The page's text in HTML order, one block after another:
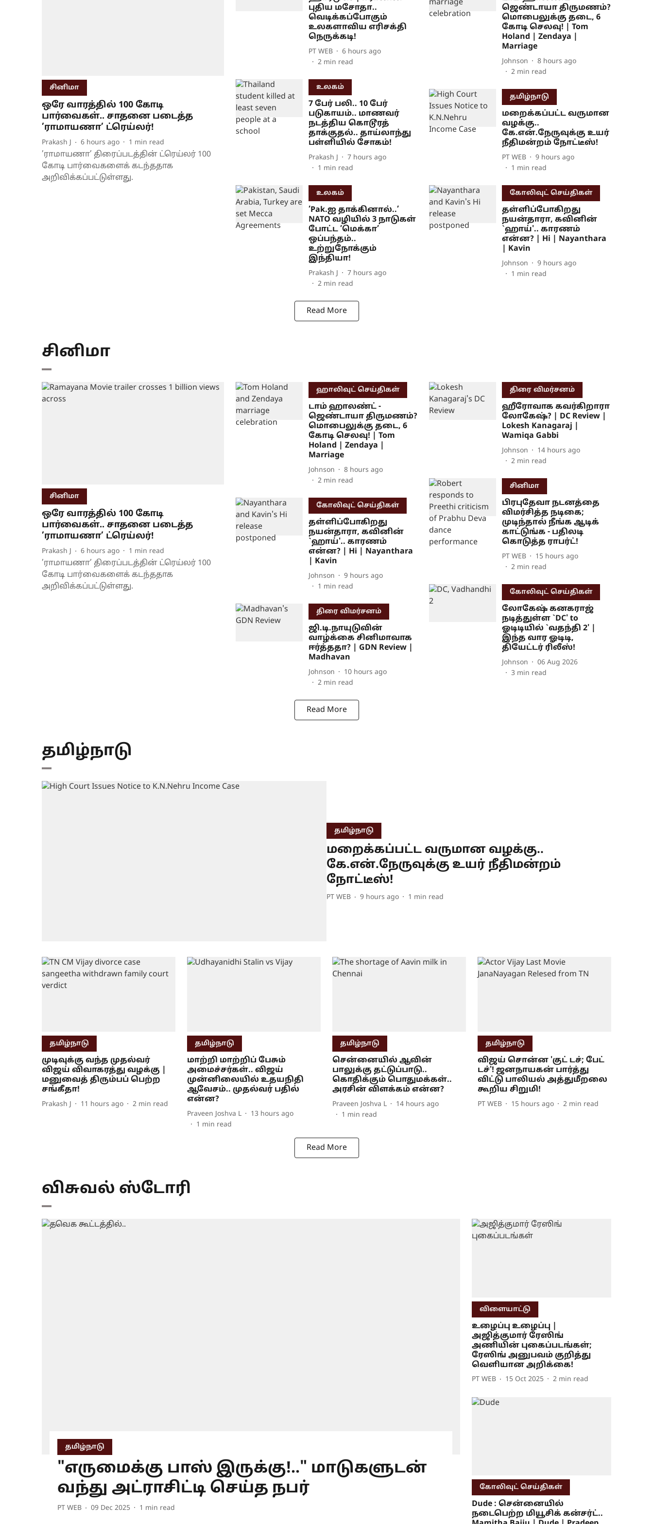
சினிமா
ஒரே வாரத்தில் 100 கோடி
பார்வைகள்.. சாதனை படைத்த
’ராமாயணா’ ட்ரெய்லர்!
Prakash J 6 hours ago 1 min read
’ராமாயணா’ திரைப்படத்தின் ட்ரெய்லர் 100
கோடி பார்வைகளைக் கடந்ததாக
அறிவிக்கப்பட்டுள்ளது.
புதிய மசோதா..
வெடிக்கப்போகும்
உலகளாவிய எரிசக்தி
நெருக்கடி!
PT WEB
6 hours ago
2 min read
உலகம்
7 பேர் பலி.. 10 பேர்
படுகாயம்.. மாணவர்
நடத்திய கொடூரத்
தாக்குதல்.. தாய்லாந்து
பள்ளியில் சோகம்!
Prakash J
7 hours ago
1 min read
உலகம்
’Pak.ஐ தாக்கினால்..’
NATO வழியில் 3 நாடுகள்
போட்ட ’மெக்கா’
ஒப்பந்தம்..
உற்றுநோக்கும்
இந்தியா!
Prakash J
7 hours ago
2 min read
ஜெண்டாயா திருமணம்?
மொபைலுக்கு தடை, 6
கோடி செலவு! | Tom
Holand | Zendaya |
Marriage
Johnson
8 hours ago
2 min read
தமிழ்நாடு
மறைக்கப்பட்ட வருமான
வழக்கு..
கே.என்.நேருவுக்கு உயர்
நீதிமன்றம் நோட்டீஸ்!
PT WEB
9 hours ago
1 min read
கோலிவுட் செய்திகள்
தள்ளிப்போகிறது
நயன்தாரா, கவினின்
`ஹாய்'.. காரணம்
என்ன? | Hi | Nayanthara
| Kavin
Johnson
9 hours ago
1 min read
Read More
சினிமா
சினிமா
ஒரே வாரத்தில் 100 கோடி
பார்வைகள்.. சாதனை படைத்த
’ராமாயணா’ ட்ரெய்லர்!
Prakash J 6 hours ago 1 min read
’ராமாயணா’ திரைப்படத்தின் ட்ரெய்லர் 100
கோடி பார்வைகளைக் கடந்ததாக
அறிவிக்கப்பட்டுள்ளது.
ஹாலிவுட் செய்திகள்
டாம் ஹாலண்ட் -
ஜெண்டாயா திருமணம்?
மொபைலுக்கு தடை, 6
கோடி செலவு! | Tom
Holand | Zendaya |
Marriage
Johnson
8 hours ago
2 min read
கோலிவுட் செய்திகள்
தள்ளிப்போகிறது
நயன்தாரா, கவினின்
`ஹாய்'.. காரணம்
என்ன? | Hi | Nayanthara
| Kavin
Johnson
9 hours ago
1 min read
திரை விமர்சனம்
ஜி.டி.நாயுடுவின்
வாழ்க்கை சினிமாவாக
ஈர்த்ததா? | GDN Review |
Madhavan
Johnson
10 hours ago
2 min read
திரை விமர்சனம்
ஹீரோவாக கவர்கிறாரா
லோகேஷ்? | DC Review |
Lokesh Kanagaraj |
Wamiqa Gabbi
Johnson
14 hours ago
2 min read
சினிமா
பிரபுதேவா நடனத்தை
விமர்சித்த நடிகை;
முடிந்தால் நீங்க ஆடிக்
காட்டுங்க - பதிலடி
கொடுத்த ராபர்ட்!
PT WEB
15 hours ago
2 min read
கோலிவுட் செய்திகள்
லோகேஷ் கனகராஜ்
நடித்துள்ள `DC' to
ஓடிடியில் `வதந்தி 2' |
இந்த வார ஓடிடி,
தியேட்டர் ரிலீஸ்!
Johnson
06 Aug 2026
3 min read
Read More
தமிழ்நாடு
தமிழ்நாடு
மறைக்கப்பட்ட வருமான வழக்கு..
கே.என்.நேருவுக்கு உயர் நீதிமன்றம்
நோட்டீஸ்!
PT WEB 9 hours ago 1 min read
தமிழ்நாடு
முடிவுக்கு வந்த முதல்வர்
விஜய் விவாகரத்து வழக்கு |
மனுவைத் திரும்பப் பெற்ற
சங்கீதா!
Prakash J 11 hours ago 2 min read
தமிழ்நாடு
மாற்றி மாற்றிப் பேசும்
அமைச்சர்கள்.. விஜய்
முன்னிலையில் உதயநிதி
ஆவேசம்.. முதல்வர் பதில்
என்ன?
Praveen Joshva L
13 hours ago
1 min read
தமிழ்நாடு
சென்னையில் ஆவின்
பாலுக்கு தட்டுப்பாடு..
கொதிக்கும் பொதுமக்கள்..
அரசின் விளக்கம் என்ன?
Praveen Joshva L
14 hours ago
1 min read
தமிழ்நாடு
விஜய் சொன்ன 'குட் டச்; பேட்
டச்'! ஜனநாயகன் பார்த்து
விட்டு பாலியல் அத்துமீறலை
கூறிய சிறுமி!
PT WEB 15 hours ago 2 min read
Read More
விசுவல் ஸ்டோரி
தமிழ்நாடு
"எருமைக்கு பாஸ் இருக்கு!.." மாடுகளுடன்
வந்து அட்ராசிட்டி செய்த நபர்
PT WEB 09 Dec 2025 1 min read
விளையாட்டு
உழைப்பு உழைப்பு |
அஜித்குமார் ரேஸிங்
அணியின் புகைப்படங்கள்;
ரேஸிங் அனுபவம் குறித்து
வெளியான அறிக்கை!
PT WEB 15 Oct 2025 2 min read
கோலிவுட் செய்திகள்
Dude : சென்னையில்
நடைபெற்ற மியூசிக் கன்சர்ட்..